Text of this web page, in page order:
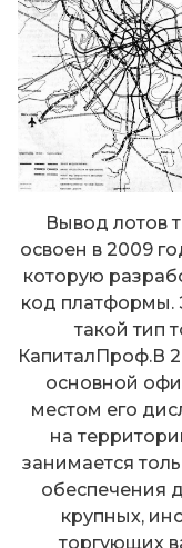
Вывод лотов
освоен в 2009
которую
код платформы.
такой тип
КапиталПроф.В
основной
местом его
на
занимается
обеспечения
крупных,
торгующих